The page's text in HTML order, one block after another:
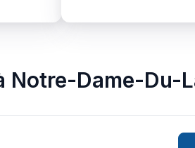
Notre-Dame-Du-